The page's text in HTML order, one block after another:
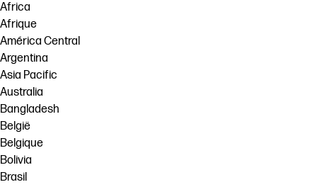
Africa
Afrique
América Central
Argentina
Asia Pacific
Australia
Bangladesh
België
Belgique
Bolivia
Brasil